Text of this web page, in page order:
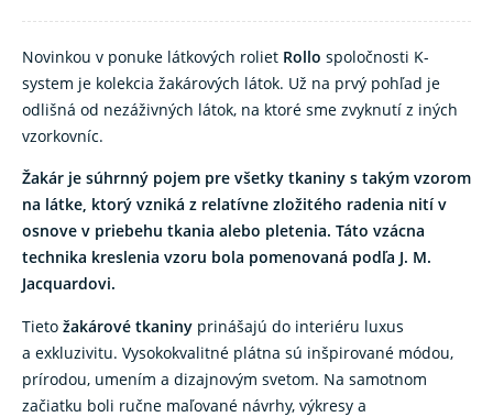
Novinkou v ponuke látkových roliet Rollo spoločnosti K-
system je kolekcia žakárových látok. Už na prvý pohľad je
odlišná od nezáživných látok, na ktoré sme zvyknutí z iných
vzorkovníc.
Žakár je súhrnný pojem pre všetky tkaniny s takým vzorom
na látke, ktorý vzniká z relatívne zložitého radenia nití v
osnove v priebehu tkania alebo pletenia. Táto vzácna
technika kreslenia vzoru bola pomenovaná podľa J. M.
Jacquardovi.
Tieto žakárové tkaniny prinášajú do interiéru luxus
a exkluzivitu. Vysokokvalitné plátna sú inšpirované módou,
prírodou, umením a dizajnovým svetom. Na samotnom
začiatku boli ručne maľované návrhy, výkresy a